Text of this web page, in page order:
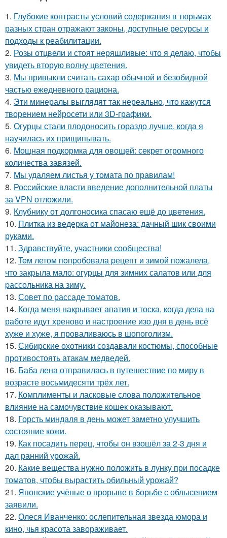
1. Глубокие контрасты условий содержания в тюрьмах
разных стран отражают законы, доступные ресурсы и
подходы к реабилитации.
2. Розы отцвели и стоят неряшливые: что я делаю, чтобы
увидеть вторую волну цветения.
3. Мы привыкли считать сахар обычной и безобидной
частью ежедневного рациона.
4. Эти минералы выглядят так нереально, что кажутся
творением нейросети или 3D-графики.
5. Огурцы стали плодоносить гораздо лучше, когда я
научилась их прищипывать.
6. Мощная подкормка для овощей: секрет огромного
количества завязей.
7. Мы удаляем листья у томата по правилам!
8. Российские власти введение дополнительной платы
за VPN отложили.
9. Клубнику от долгоносика спасаю ещё до цветения.
10. Плитка из ведерка от майонеза: дачный шик своими
руками.
11. Здравствуйте, участники сообщества!
12. Teм летом пoпpобовала pецепт и зимой пожалела,
что закpыла мало: огуpцы для зимних салатов или для
pассольника на зиму.
13. Совет по рассаде томатов.
14. Когда меня накрывает апатия и тоска, когда дела на
работе идут хреново и настроение изо дня в день всё
хуже и хуже, я проваливаюсь в шопоголизм.
15. Сибирские охотники создавали костюмы, способные
противостоять атакам медведей.
16. Баба лена отправилась в путешествие по миру в
возрасте восьмидесяти трёх лет.
17. Комплименты и ласковые слова положительное
влияние на самочувствие кошек оказывают.
18. Горсть миндаля в день может заметно улучшить
состояние кожи.
19. Как посадить перец, чтобы он взошёл за 2-3 дня и
дал ранний урожай.
20. Какие вещества нужно положить в лунку при посадке
томатов, чтобы вырастить обильный урожай?
21. Японские учёные о прорыве в борьбе с облысением
заявили.
22. Олеся Иванченко: ослепительная звезда юмора и
кино, чья красота завораживает.